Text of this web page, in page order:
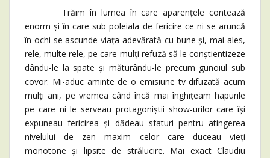
Trăim în lumea în care aparențele contează
enorm și în care sub poleiala de fericire ce ni se aruncă
în ochi se ascunde viața adevărată cu bune și, mai ales,
rele, multe rele, pe care mulți refuză să le conștientizeze
dându-le la spate și măturându-le precum gunoiul sub
covor. Mi-aduc aminte de o emisiune tv difuzată acum
mulți ani, pe vremea când încă mai înghițeam hapurile
pe care ni le serveau protagoniștii show-urilor care își
expuneau fericirea și dădeau sfaturi pentru atingerea
nivelului de zen maxim celor care duceau vieți
monotone și lipsite de strălucire. Mai exact Claudiu